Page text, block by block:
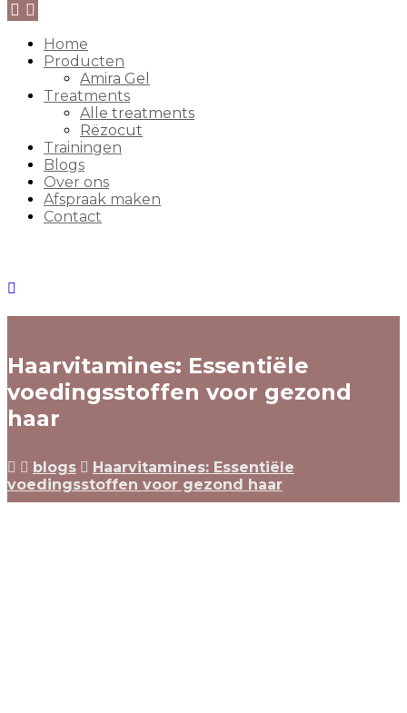
Home
Producten
Amira Gel
Treatments
Alle treatments
Rëzocut
Trainingen
Blogs
Over ons
Afspraak maken
Contact
Haarvitamines: Essentiële
voedingsstoffen voor gezond
haar
blogs
Haarvitamines: Essentiële
voedingsstoffen voor gezond haar